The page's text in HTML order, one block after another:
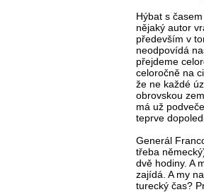
Hýbat s
nějaký autor
především v
neodpovídá
přejdeme
celoročně na
že ne každé
obrovskou
má už
teprve
Generál
třeba
dvě hodiny. A
zajídá. A my
turecký čas?